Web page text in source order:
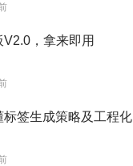
，拿来即用
签生成策略及工程化